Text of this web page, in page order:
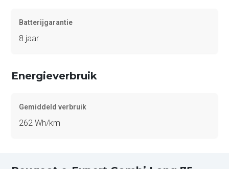
Batterijgarantie
8 jaar
Energieverbruik
Gemiddeld verbruik
262 Wh/km